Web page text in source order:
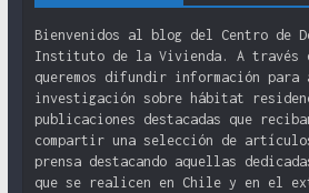
Bienvenidos al blog del Centro de
Instituto de la Vivienda. A través
queremos difundir información para
investigación sobre hábitat
publicaciones destacadas que
compartir una selección de
prensa destacando aquellas
que se realicen en Chile y en el